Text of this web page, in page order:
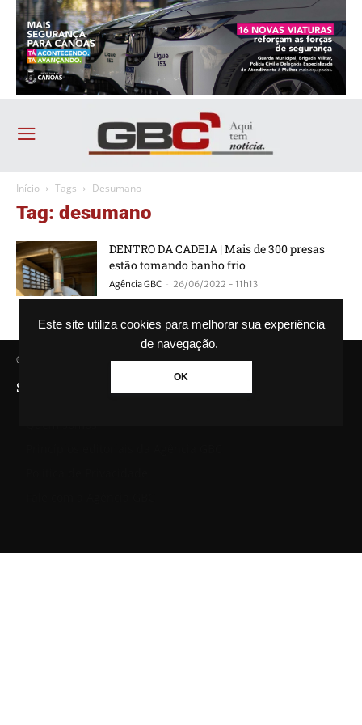
Este site utiliza cookies para melhorar sua experiência
de navegação.
OK
Início Tags Desumano
Tag: desumano
DENTRO DA CADEIA | Mais de 300 presas
estão tomando banho frio
Agência GBC - 26/06/2022 - 11h13
© Agência GBC. Aqui tem notícia. Todos os direitos reservados.
SAIBA MAIS SOBRE A AGÊNCIA GBC